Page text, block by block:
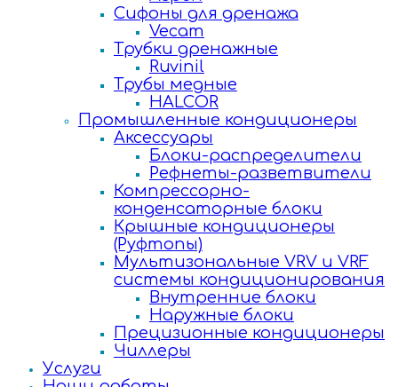
Сифоны для дренажа
Vecam
Трубки дренажные
Ruvinil
Трубы медные
HALCOR
Промышленные кондиционеры
Аксессуары
Блоки-распределители
Рефнеты-разветвители
Компрессорно-
конденсаторные блоки
Крышные кондиционеры
(Руфтопы)
Мультизональные VRV и VRF
системы кондиционирования
Внутренние блоки
Наружные блоки
Прецизионные кондиционеры
Чиллеры
Услуги